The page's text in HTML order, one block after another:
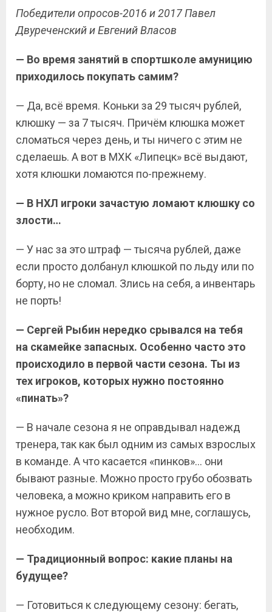
Победители опросов-2016 и 2017 Павел
Двуреченский и Евгений Власов
— Во время занятий в спортшколе амуницию
приходилось покупать самим?
— Да, всё время. Коньки за 29 тысяч рублей,
клюшку — за 7 тысяч. Причём клюшка может
сломаться через день, и ты ничего с этим не
сделаешь. А вот в МХК «Липецк» всё выдают,
хотя клюшки ломаются по-прежнему.
— В НХЛ игроки зачастую ломают клюшку со
злости…
— У нас за это штраф — тысяча рублей, даже
если просто долбанул клюшкой по льду или по
борту, но не сломал. Злись на себя, а инвентарь
не порть!
— Сергей Рыбин нередко срывался на тебя
на скамейке запасных. Особенно часто это
происходило в первой части сезона. Ты из
тех игроков, которых нужно постоянно
«пинать»?
— В начале сезона я не оправдывал надежд
тренера, так как был одним из самых взрослых
в команде. А что касается «пинков»… они
бывают разные. Можно просто грубо обозвать
человека, а можно криком направить его в
нужное русло. Вот второй вид мне, соглашусь,
необходим.
— Традиционный вопрос: какие планы на
будущее?
— Готовиться к следующему сезону: бегать,